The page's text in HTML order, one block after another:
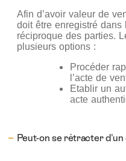
Afin d’avoir valeur de
doit être enregistré dans
réciproque des parties.
plusieurs options :
Procéder
l’acte de
Etablir un
acte
Peut-on se rétracter d'un